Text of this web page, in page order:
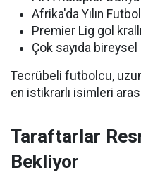
Afrika'da Yılın
Premier Lig gol
Çok sayıda
Tecrübeli futbolcu,
en istikrarlı isimleri
Taraftarlar
Bekliyor